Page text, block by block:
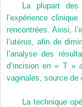
La plupart
l’expérience
rencontrées. Ainsi,
l’utérus, afin de
l’analyse des
d’incision en « T »
vaginales, source de
La technique